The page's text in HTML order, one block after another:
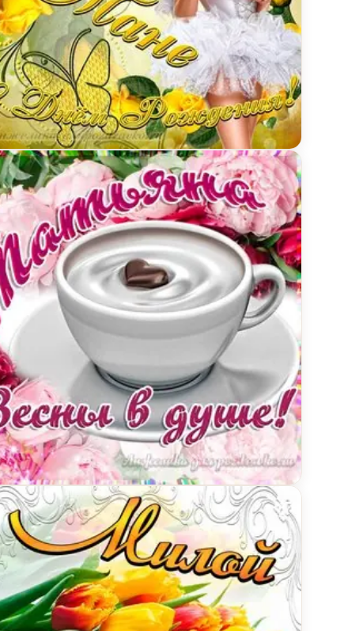
нежности и добра
красотке Татьяне с Днем рождения с
Татьяне на День Рождения с пожеланием